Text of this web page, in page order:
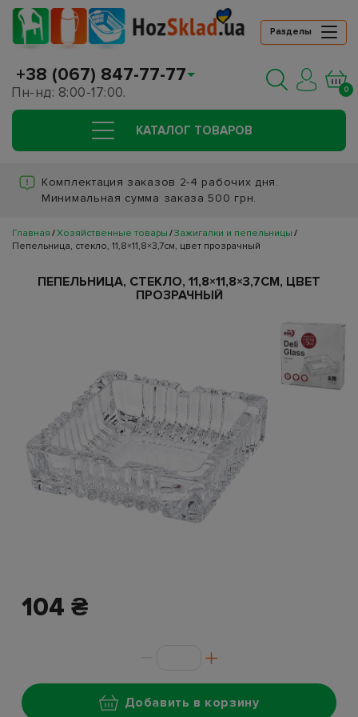
Разделы
+38 (067) 847-77-77
Пн-нд: 8:00-17:00. 0
КАТАЛОГ ТОВАРОВ
Комплектация заказов 2-4 рабочих дня.
Минимальная сумма заказа 500 грн.
Главная Хозяйственные товары Зажигалки и пепельницы
Пепельница, стекло, 11,8×11,8×3,7см, цвет прозрачный
ПЕПЕЛЬНИЦА, СТЕКЛО, 11,8×11,8×3,7СМ, ЦВЕТ
ПРОЗРАЧНЫЙ
104 ₴
Добавить в корзину